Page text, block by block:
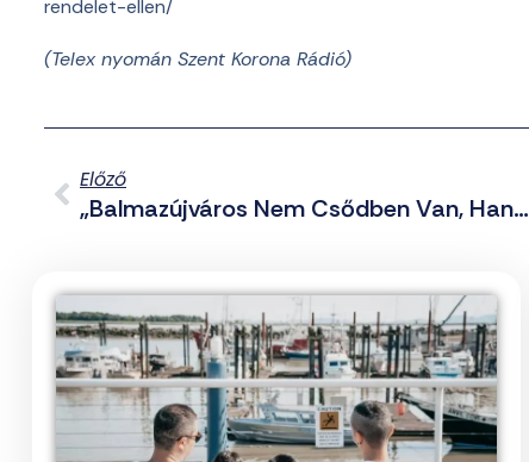
rendelet-ellen/
(Telex nyomán Szent Korona Rádió)
Előző
„Balmazújváros Nem Csődben Van, Hanem Csődben Tartják” – 400 Dolgozó Nem Kap Fizetést 3 Hónapja